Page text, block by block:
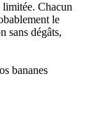
Chacun
le
sans dégâts,
bananes